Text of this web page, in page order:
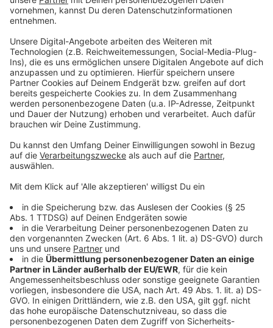
oder auf Kreuzfahrtschiffen grausame Massaker
anrichten.
Anzeige
© Copyright: ABC Family / Amazon Prime
In der Ausbildung sind die drei Hexen oft auf sich allein
gestellt. Umso wichtiger ist, dass sie
zusammenwachsen.
Anzeige
©Copyright: ABC Family / Amazon Prime
Die ersten Kriegseinsätze enden für die drei blutig und
mit hohen Verlusten.
Anzeige